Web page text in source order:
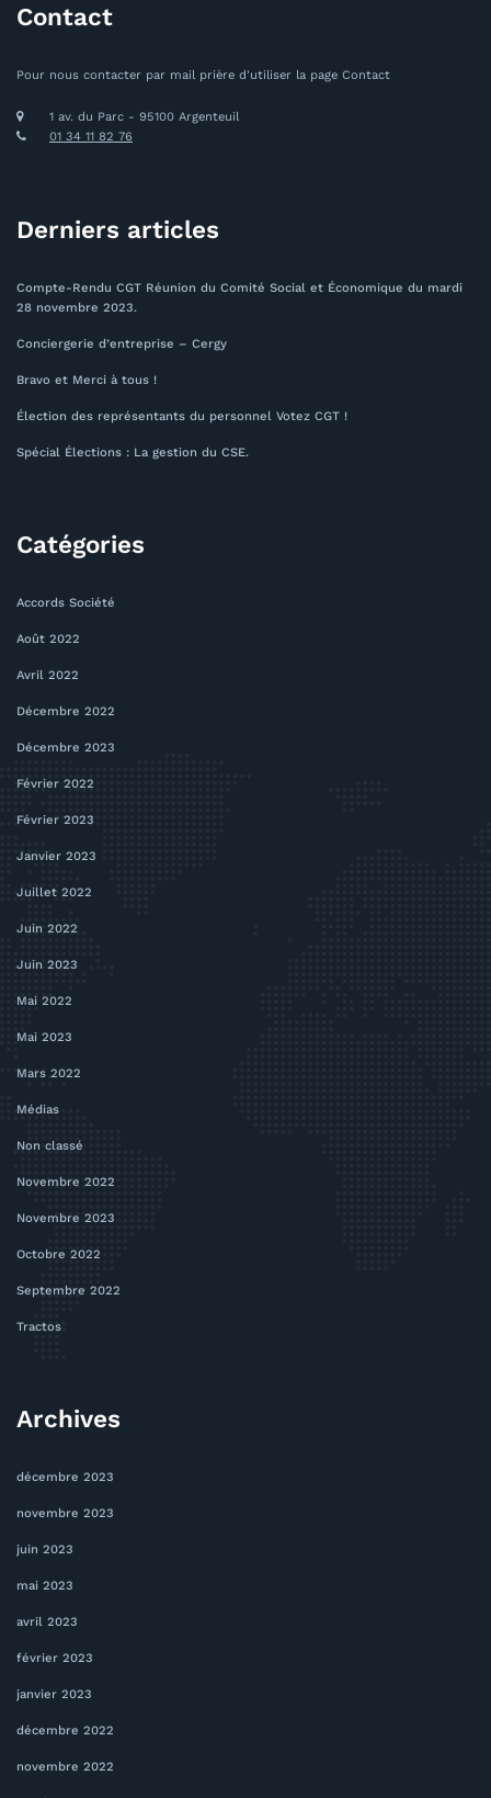
Contact
Pour nous contacter par mail prière d'utiliser la page Contact
1 av. du Parc - 95100 Argenteuil
01 34 11 82 76
Derniers articles
Compte-Rendu CGT Réunion du Comité Social et Économique du mardi
28 novembre 2023.
Conciergerie d’entreprise – Cergy
Bravo et Merci à tous !
Élection des représentants du personnel Votez CGT !
Spécial Élections : La gestion du CSE.
Catégories
Accords Société
Août 2022
Avril 2022
Décembre 2022
Décembre 2023
Février 2022
Février 2023
Janvier 2023
Juillet 2022
Juin 2022
Juin 2023
Mai 2022
Mai 2023
Mars 2022
Médias
Non classé
Novembre 2022
Novembre 2023
Octobre 2022
Septembre 2022
Tractos
Archives
décembre 2023
novembre 2023
juin 2023
mai 2023
avril 2023
février 2023
janvier 2023
décembre 2022
novembre 2022